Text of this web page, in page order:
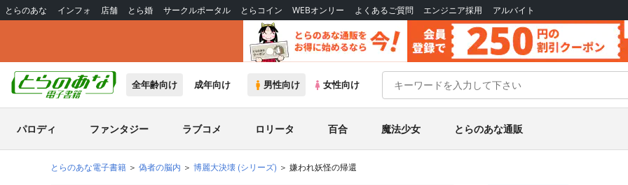
とらのあな インフォ 店舗 とら婚 サークルポータル とらコイン WEBオンリー よくあるご質問 エンジニア採用 アルバイト
全年齢向け 成年向け 男性向け 女性向け
パロディ ファンタジー ラブコメ ロリータ 百合 魔法少女 とらのあな通販
とらのあな電子書籍 偽者の脳内 博麗大決壊 (シリーズ) 嫌われ妖怪の帰還